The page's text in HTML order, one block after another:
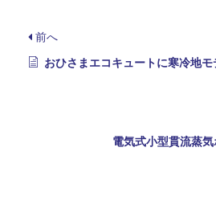
前へ
おひさまエコキュートに寒冷地モ
電気式小型貫流蒸